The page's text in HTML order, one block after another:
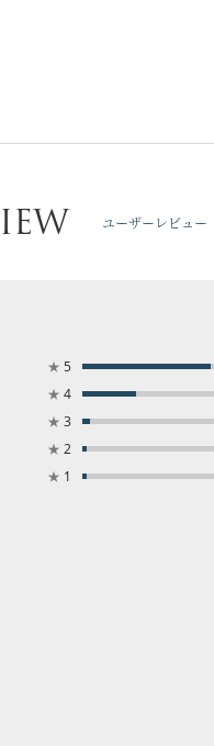
ユーザーレビュー
★ 5
★ 4
★ 3
★ 2
★ 1